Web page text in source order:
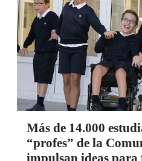
Más de 14.000
“profes” de la
impulsan ideas